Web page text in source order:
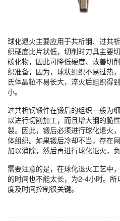
球化退火主要应用于共析钢、过共
织硬度比片状低，切削时刀具主要
碳化物，因此可降低硬度、改善切
织准备，因为，球状组织不易过热
氏体晶粒不易长大，淬火后组织得
小。
过共析钢锻件在锻后的组织一般为
以进行切削加工，而且增大钢的脆
裂。因此，锻后必须进行球化退火
体组织。如果锻后冷却不当，存在
加以消除，然后再进行球化退火，
需要注意的是，在球化退火工艺中
的时间也不能太长，为2-4小时。
度及时间控制很关键。